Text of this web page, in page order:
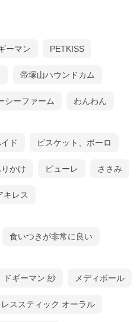
ーマン PETKISS
帝塚山ハウンドカム
シーファーム わんわん
ド ビスケット、ボーロ
かけ ピューレ ささみ
キレス
食いつきが非常に良い
ドギーマン 紗 メディボール
ススティック オーラル